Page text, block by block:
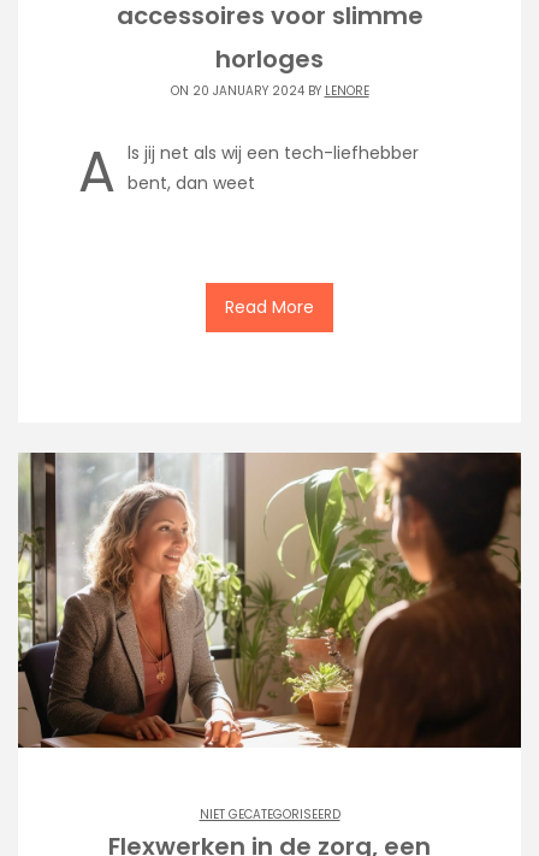
accessoires voor slimme
horloges
ON 20 JANUARY 2024 BY LENORE
A ls jij net als wij een tech-liefhebber
bent, dan weet
Read More
NIET GECATEGORISEERD
Flexwerken in de zorg, een